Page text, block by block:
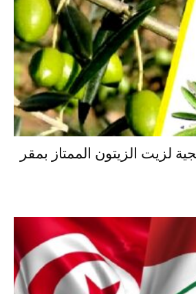
لزيت الزيتون الممتاز بمقر